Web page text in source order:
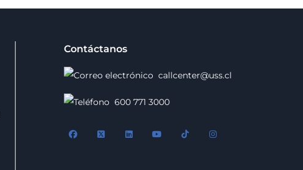
Contáctanos
callcenter@uss.cl
600 771 3000